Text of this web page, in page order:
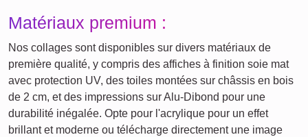
Matériaux premium :
Nos collages sont disponibles sur divers matériaux de
première qualité, y compris des affiches à finition soie mat
avec protection UV, des toiles montées sur châssis en bois
de 2 cm, et des impressions sur Alu-Dibond pour une
durabilité inégalée. Opte pour l'acrylique pour un effet
brillant et moderne ou télécharge directement une image